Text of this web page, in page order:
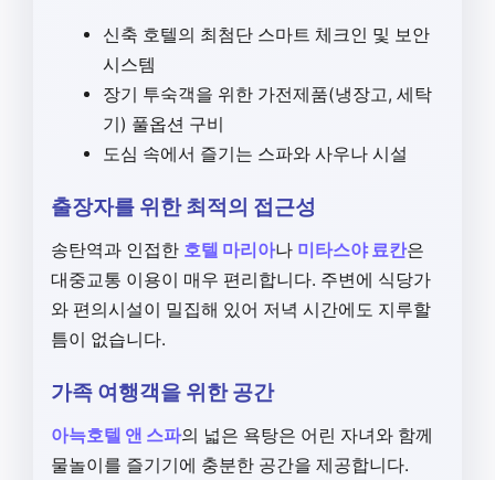
신축 호텔의 최첨단 스마트 체크인 및 보안
시스템
장기 투숙객을 위한 가전제품(냉장고, 세탁
기) 풀옵션 구비
도심 속에서 즐기는 스파와 사우나 시설
출장자를 위한 최적의 접근성
송탄역과 인접한 호텔 마리아나 미타스야 료칸은
대중교통 이용이 매우 편리합니다. 주변에 식당가
와 편의시설이 밀집해 있어 저녁 시간에도 지루할
틈이 없습니다.
가족 여행객을 위한 공간
아늑호텔 앤 스파의 넓은 욕탕은 어린 자녀와 함께
물놀이를 즐기기에 충분한 공간을 제공합니다.